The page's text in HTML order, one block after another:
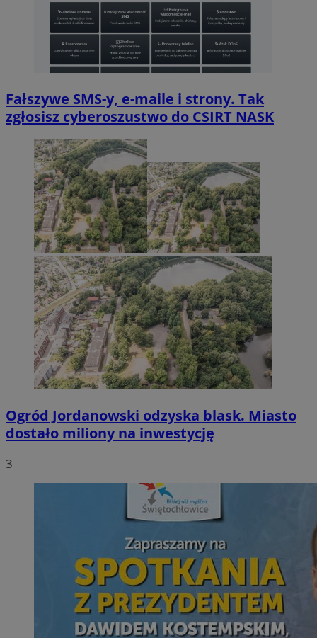
Fałszywe SMS-y, e-maile i strony. Tak
zgłosisz cyberoszustwo do CSIRT NASK
Ogród Jordanowski odzyska blask. Miasto
dostało miliony na inwestycję
3